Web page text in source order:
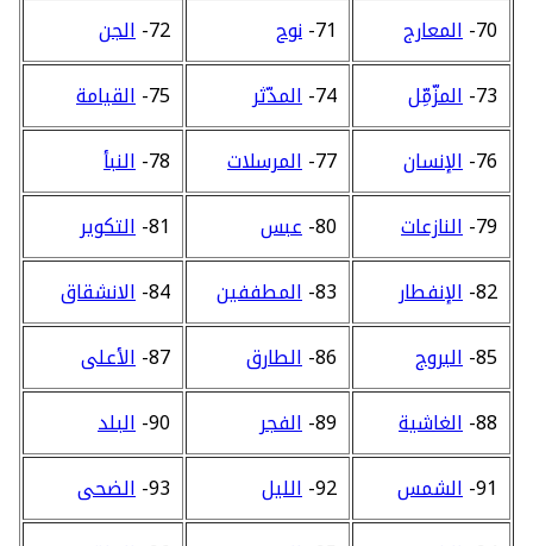
70- المعارج 71- نوح 72- الجن
73- المزّمِّل 74- المدّثر 75- القيامة
76- الإنسان 77- المرسلات 78- النبأ
79- النازعات 80- عبس 81- التكوير
82- الإنفطار 83- المطففين 84- الانشقاق
85- البروج 86- الطارق 87- الأعلى
88- الغاشية 89- الفجر 90- البلد
91- الشمس 92- الليل 93- الضحى